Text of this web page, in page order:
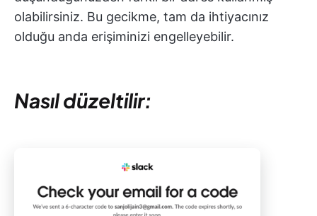
olabilirsiniz. Bu gecikme, tam da ihtiyacınız
olduğu anda erişiminizi engelleyebilir.
Nasıl düzeltilir: